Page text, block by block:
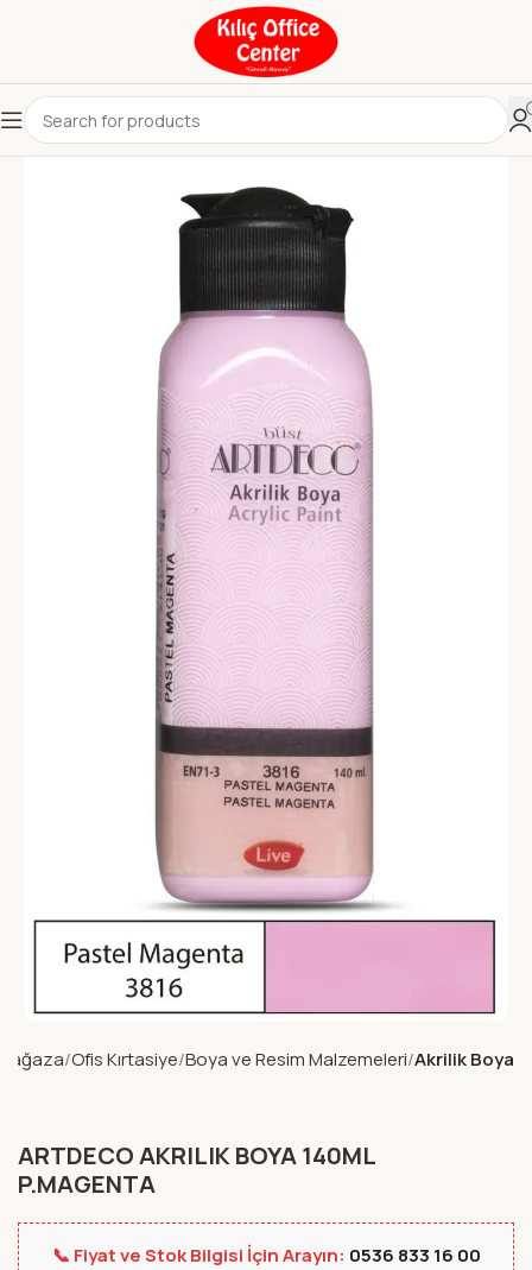
Ofis Kırtasiye Boya ve Resim Malzemeleri Akrilik Boya
ARTDECO AKRILIK BOYA 140ML
P.MAGENTA
📞 Fiyat ve Stok Bilgisi İçin Arayın: 0536 833 16 00